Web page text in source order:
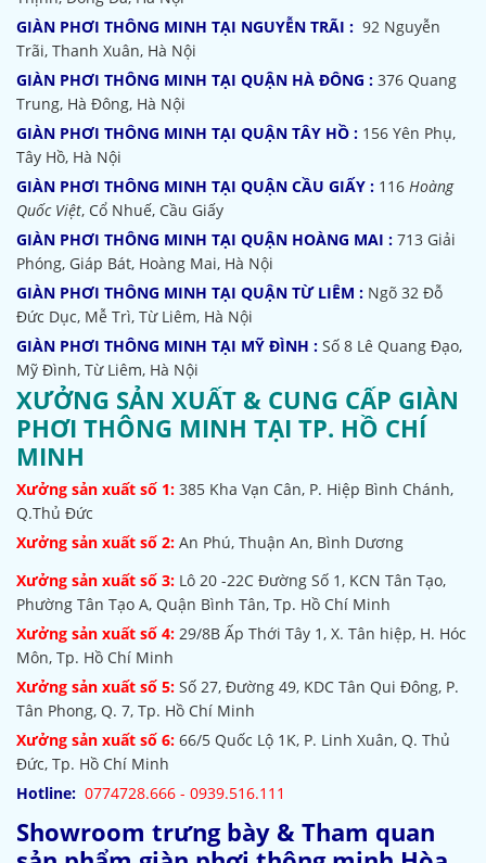
GIÀN PHƠI THÔNG MINH TẠI NGUYỄN TRÃI : 92 Nguyễn
Trãi, Thanh Xuân, Hà Nội
GIÀN PHƠI THÔNG MINH TẠI QUẬN HÀ ĐÔNG : 376 Quang
Trung, Hà Đông, Hà Nội
GIÀN PHƠI THÔNG MINH TẠI QUẬN TÂY HỒ : 156 Yên Phụ,
Tây Hồ, Hà Nội
GIÀN PHƠI THÔNG MINH TẠI QUẬN CẦU GIẤY : 116 Hoàng
Quốc Việt, Cổ Nhuế, Cầu Giấy
GIÀN PHƠI THÔNG MINH TẠI QUẬN HOÀNG MAI : 713 Giải
Phóng, Giáp Bát, Hoàng Mai, Hà Nội
GIÀN PHƠI THÔNG MINH TẠI QUẬN TỪ LIÊM : Ngõ 32 Đỗ
Đức Dục, Mễ Trì, Từ Liêm, Hà Nội
GIÀN PHƠI THÔNG MINH TẠI MỸ ĐÌNH : Số 8 Lê Quang Đạo,
Mỹ Đình, Từ Liêm, Hà Nội
XƯỞNG SẢN XUẤT & CUNG CẤP GIÀN
PHƠI THÔNG MINH TẠI TP. HỒ CHÍ
MINH
Xưởng sản xuất số 1: 385 Kha Vạn Cân, P. Hiệp Bình Chánh,
Q.Thủ Đức
Xưởng sản xuất số 2: An Phú, Thuận An, Bình Dương
Xưởng sản xuất số 3: Lô 20 -22C Đường Số 1, KCN Tân Tạo,
Phường Tân Tạo A, Quận Bình Tân, Tp. Hồ Chí Minh
Xưởng sản xuất số 4: 29/8B Ấp Thới Tây 1, X. Tân hiệp, H. Hóc
Môn, Tp. Hồ Chí Minh
Xưởng sản xuất số 5: Số 27, Đường 49, KDC Tân Qui Đông, P.
Tân Phong, Q. 7, Tp. Hồ Chí Minh
Xưởng sản xuất số 6: 66/5 Quốc Lộ 1K, P. Linh Xuân, Q. Thủ
Đức, Tp. Hồ Chí Minh
Hotline: 0774728.666 - 0939.516.111
Showroom trưng bày & Tham quan